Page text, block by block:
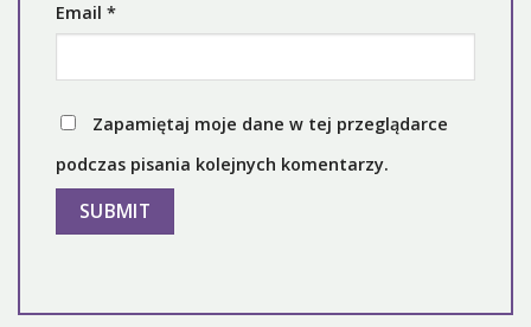
Email *
Zapamiętaj moje dane w tej przeglądarce
podczas pisania kolejnych komentarzy.